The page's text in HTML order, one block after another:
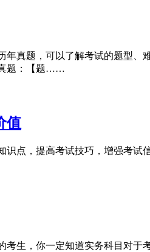
真题，可以了解考试的题型
真题：【题……
值
点，提高考试技巧，增强考
生，你一定知道实务科目对